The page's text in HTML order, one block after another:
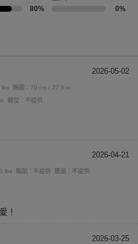
80% 0%
2026-05-02
lbs
胸圍：70 cm / 27.6 in
體型：不提供
2026-04-21
lbs 胸圍：不提供
腰圍：不提供
！
2026-03-25